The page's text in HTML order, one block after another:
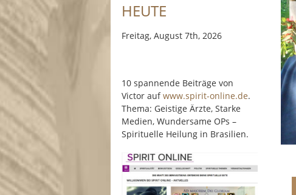
HEUTE
Freitag, August 7th, 2026
10 spannende Beiträge von
Victor aufwww.spirit-online.de.
Thema: Geistige Ärzte, Starke
Medien, Wundersame OPs –
Spirituelle Heilung in Brasilien.